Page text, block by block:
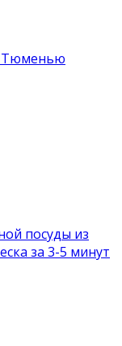
Тюменью
посуды из
за 3-5 минут